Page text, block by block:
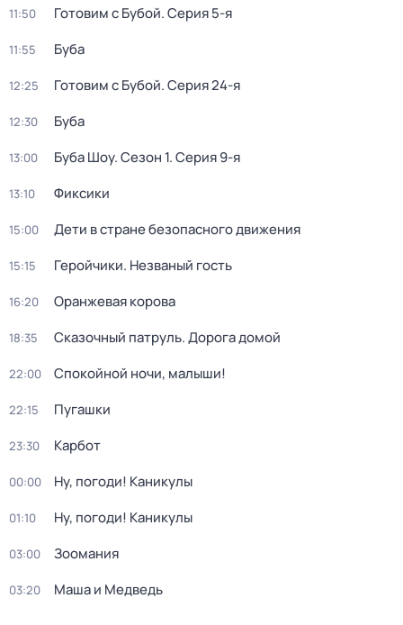
11:50 Готовим с Бубой. Серия 5-я
11:55 Буба
12:25 Готовим с Бубой. Серия 24-я
12:30 Буба
13:00 Буба Шоу. Сезон 1. Серия 9-я
13:10 Фиксики
15:00 Дети в стране безопасного движения
15:15 Геройчики. Незваный гость
16:20 Оранжевая корова
18:35 Сказочный патруль. Дорога домой
22:00 Спокойной ночи, малыши!
22:15 Пугашки
23:30 Карбот
00:00 Ну, погоди! Каникулы
01:10 Ну, погоди! Каникулы
03:00 Зоомания
03:20 Маша и Медведь